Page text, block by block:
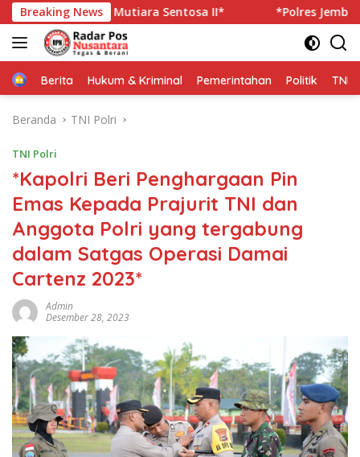
Langsung
ke
konten
Breaking News
Mutiara Sentosa II* *Polres Jember Masifkan
HomeBerita Hukum & Kriminal Pemerintahan Politik TNI
Beranda TNI Polri
TNI Polri
*Kapolri Beri Penghargaan Pin
Emas Kepada Prajurit TNI dan
Anggota Polri yang tergabung
dalam Satgas Operasi Damai
Cartenz 2023*
Admin
Desember 28, 2023